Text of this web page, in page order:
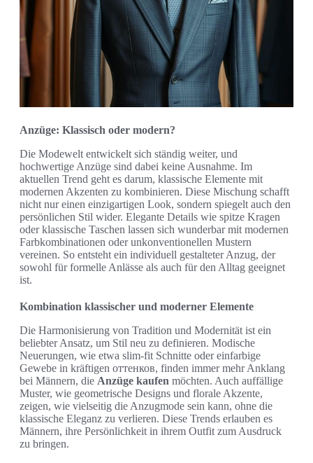
Anzüge: Klassisch oder modern?
Die Modewelt entwickelt sich ständig weiter, und
hochwertige Anzüge sind dabei keine Ausnahme. Im
aktuellen Trend geht es darum, klassische Elemente mit
modernen Akzenten zu kombinieren. Diese Mischung schafft
nicht nur einen einzigartigen Look, sondern spiegelt auch den
persönlichen Stil wider. Elegante Details wie spitze Kragen
oder klassische Taschen lassen sich wunderbar mit modernen
Farbkombinationen oder unkonventionellen Mustern
vereinen. So entsteht ein individuell gestalteter Anzug, der
sowohl für formelle Anlässe als auch für den Alltag geeignet
ist.
Kombination klassischer und moderner Elemente
Die Harmonisierung von Tradition und Modernität ist ein
beliebter Ansatz, um Stil neu zu definieren. Modische
Neuerungen, wie etwa slim-fit Schnitte oder einfarbige
Gewebe in kräftigen оттенков, finden immer mehr Anklang
bei Männern, die Anzüge kaufen möchten. Auch auffällige
Muster, wie geometrische Designs und florale Akzente,
zeigen, wie vielseitig die Anzugmode sein kann, ohne die
klassische Eleganz zu verlieren. Diese Trends erlauben es
Männern, ihre Persönlichkeit in ihrem Outfit zum Ausdruck
zu bringen.